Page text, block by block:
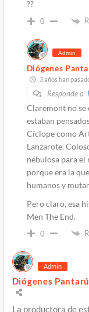
??
0
Admin
Diógenes
3 años han
Responde a
Claremont no se
estaban
Cíclope como
Lanzarote.
nebulosa para el
porque era la
humanos y
Pero claro, esa
Men The End.
0
Admin
Diógenes
La productora de